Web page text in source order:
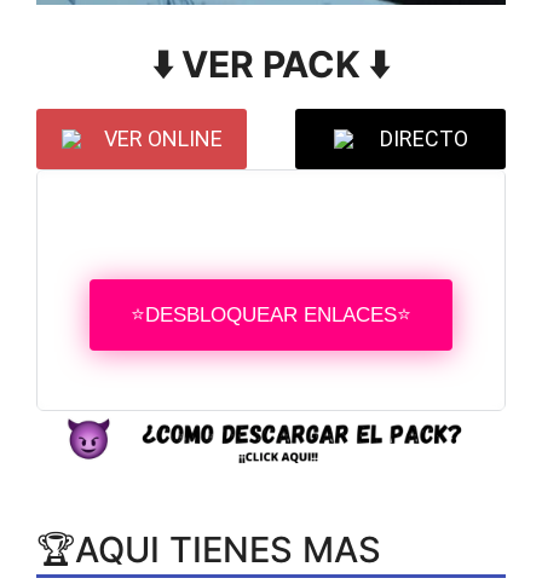
⬇️ VER PACK ⬇️
VER ONLINE DIRECTO
⭐DESBLOQUEAR ENLACES⭐
🏆AQUI TIENES MAS